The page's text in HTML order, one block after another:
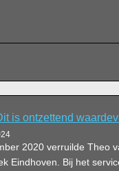
is ontzettend
2020 verruilde Theo
Eindhoven. Bij het